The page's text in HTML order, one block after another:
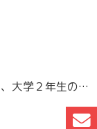
はじめまして！ 担任助手２年目、大学２年生の鳥越桔平です。 軽めに自己紹介をしたいと思います！ 出身高校：大村高校 大学：長崎大学医学部医学科 趣味：ピアノ、パッション拾い 僕は世界を担う医療人へと成ることを胸に、仲間た […]